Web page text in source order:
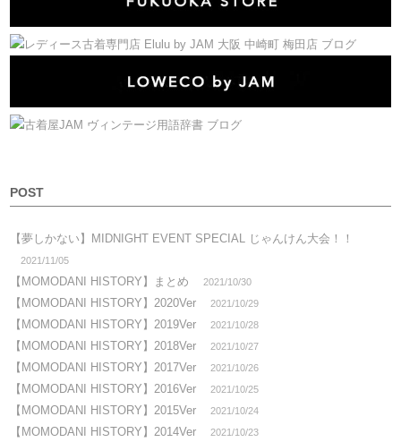
POST
【夢しかない】MIDNIGHT EVENT SPECIAL じゃんけん大会！！
2021/11/05
【MOMODANI HISTORY】まとめ 2021/10/30
【MOMODANI HISTORY】2020Ver 2021/10/29
【MOMODANI HISTORY】2019Ver 2021/10/28
【MOMODANI HISTORY】2018Ver 2021/10/27
【MOMODANI HISTORY】2017Ver 2021/10/26
【MOMODANI HISTORY】2016Ver 2021/10/25
【MOMODANI HISTORY】2015Ver 2021/10/24
【MOMODANI HISTORY】2014Ver 2021/10/23